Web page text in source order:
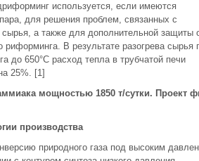
используется, если имеются
для решения проблем, связанных с
а также для дополнительной защиты
риформинга. В результате разогрева сырья
до 650°С расход тепла в трубчатой печи
25%. [1]
мощностью 1850 т/сутки. Проект
производства
природного газа под высоким